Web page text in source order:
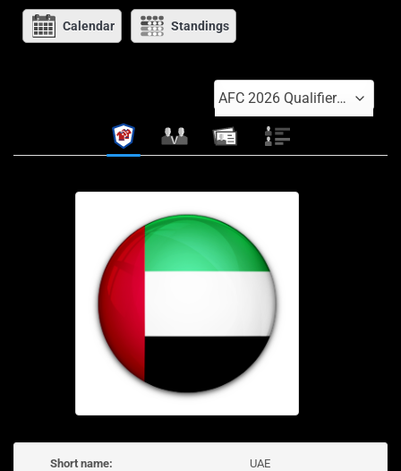
Calendar Standings
AFC 2026 Qualifiers 1-2
Short name:
UAE